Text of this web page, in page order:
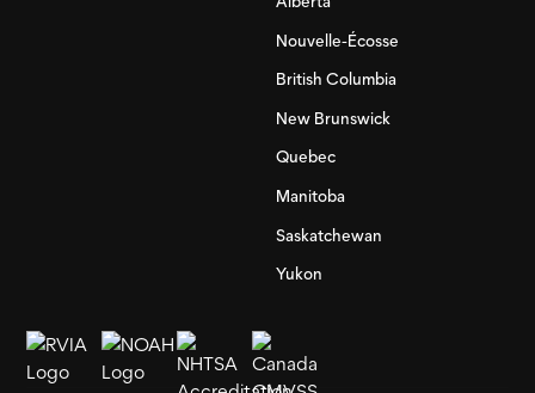
Nouvelle-Écosse
British Columbia
New Brunswick
Quebec
Manitoba
Saskatchewan
Yukon